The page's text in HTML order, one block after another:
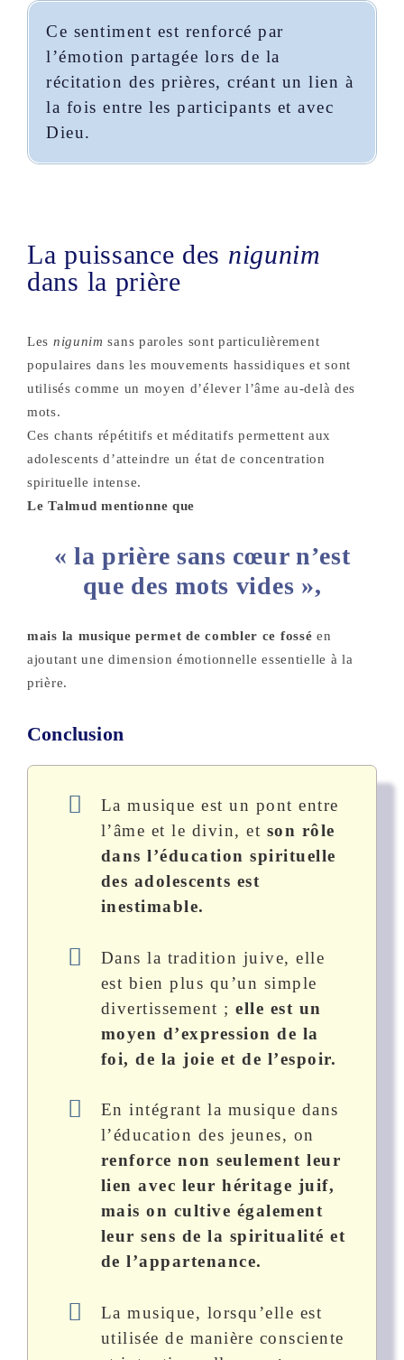
Ce sentiment est renforcé par
l’émotion partagée lors de la
récitation des prières, créant un lien à
la fois entre les participants et avec
Dieu.
La puissance des nigunim
dans la prière
Les nigunim sans paroles sont particulièrement
populaires dans les mouvements hassidiques et sont
utilisés comme un moyen d’élever l’âme au-delà des
mots.
Ces chants répétitifs et méditatifs permettent aux
adolescents d’atteindre un état de concentration
spirituelle intense.
Le Talmud mentionne que
« la prière sans cœur n’est
que des mots vides »,
mais la musique permet de combler ce fossé en
ajoutant une dimension émotionnelle essentielle à la
prière.
Conclusion
La musique est un pont entre
l’âme et le divin, et son rôle
dans l’éducation spirituelle
des adolescents est
inestimable.
Dans la tradition juive, elle
est bien plus qu’un simple
divertissement ; elle est un
moyen d’expression de la
foi, de la joie et de l’espoir.
En intégrant la musique dans
l’éducation des jeunes, on
renforce non seulement leur
lien avec leur héritage juif,
mais on cultive également
leur sens de la spiritualité et
de l’appartenance.
La musique, lorsqu’elle est
utilisée de manière consciente